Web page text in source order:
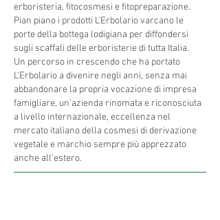
erboristeria, fitocosmesi e fitopreparazione.
Pian piano i prodotti L’Erbolario varcano le
porte della bottega lodigiana per diffondersi
sugli scaffali delle erboristerie di tutta Italia.
​Un percorso in crescendo che ha portato
L’Erbolario a divenire negli anni, senza mai
abbandonare la propria vocazione di impresa
famigliare, un’azienda rinomata e riconosciuta
a livello internazionale, eccellenza nel
mercato italiano della cosmesi di derivazione
vegetale e marchio sempre più apprezzato
anche all’estero.